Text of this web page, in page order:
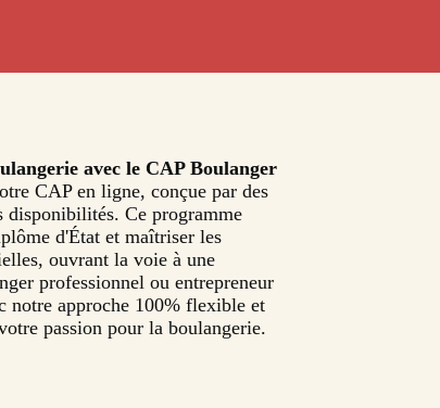
avec le CAP Boulanger
CAP en ligne, conçue par des
disponibilités. Ce programme
d'État et maîtriser les
ouvrant la voie à une
professionnel ou entrepreneur
notre approche 100% flexible et
passion pour la boulangerie.